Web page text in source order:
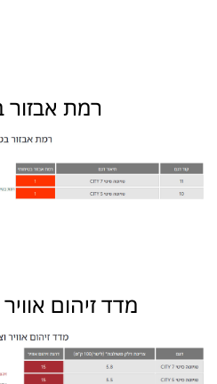
רמת אבזור
מדד זיהום